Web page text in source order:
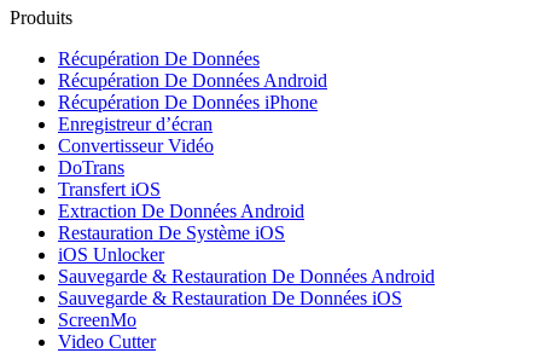
Produits
Récupération De Données
Récupération De Données Android
Récupération De Données iPhone
Enregistreur d’écran
Convertisseur Vidéo
DoTrans
Transfert iOS
Extraction De Données Android
Restauration De Système iOS
iOS Unlocker
Sauvegarde & Restauration De Données Android
Sauvegarde & Restauration De Données iOS
ScreenMo
Video Cutter